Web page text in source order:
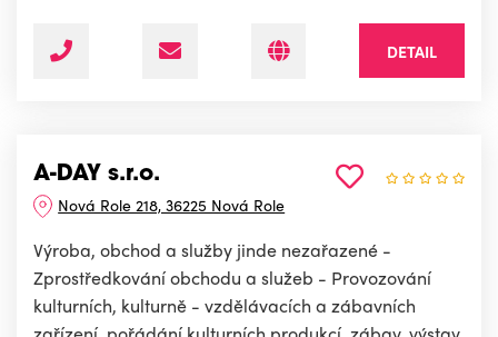
DETAIL
A-DAY s.r.o.
Nová Role 218, 36225 Nová Role
Výroba, obchod a služby jinde nezařazené -
Zprostředkování obchodu a služeb - Provozování
kulturních, kulturně - vzdělávacích a zábavních